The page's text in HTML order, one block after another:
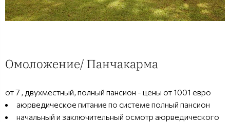
Омоложение/ Панчакарма
от 7 , двухместный, полный пансион - цены от 1001 евро
аюрведическое питание по системе полный пансион
начальный и заключительный осмотр аюрведического